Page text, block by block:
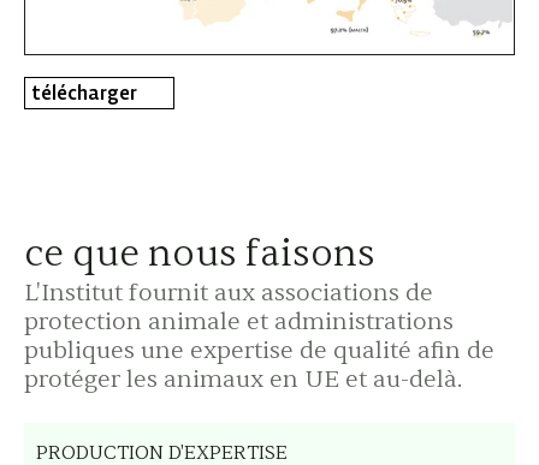
télécharger
ce que nous faisons
L'Institut fournit aux associations de
protection animale et administrations
publiques une expertise de qualité afin de
protéger les animaux en UE et au-delà.
PRODUCTION D'EXPERTISE